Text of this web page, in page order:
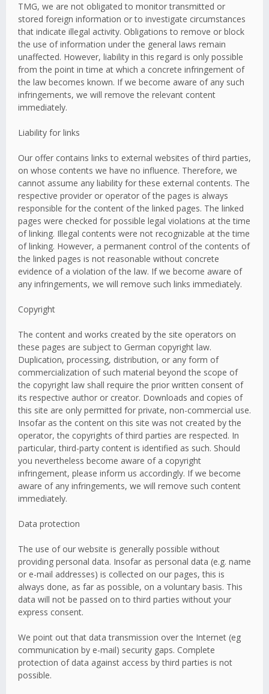
TMG, we are not obligated to monitor transmitted or
stored foreign information or to investigate circumstances
that indicate illegal activity. Obligations to remove or block
the use of information under the general laws remain
unaffected. However, liability in this regard is only possible
from the point in time at which a concrete infringement of
the law becomes known. If we become aware of any such
infringements, we will remove the relevant content
immediately.
Liability for links
Our offer contains links to external websites of third parties,
on whose contents we have no influence. Therefore, we
cannot assume any liability for these external contents. The
respective provider or operator of the pages is always
responsible for the content of the linked pages. The linked
pages were checked for possible legal violations at the time
of linking. Illegal contents were not recognizable at the time
of linking. However, a permanent control of the contents of
the linked pages is not reasonable without concrete
evidence of a violation of the law. If we become aware of
any infringements, we will remove such links immediately.
Copyright
The content and works created by the site operators on
these pages are subject to German copyright law.
Duplication, processing, distribution, or any form of
commercialization of such material beyond the scope of
the copyright law shall require the prior written consent of
its respective author or creator. Downloads and copies of
this site are only permitted for private, non-commercial use.
Insofar as the content on this site was not created by the
operator, the copyrights of third parties are respected. In
particular, third-party content is identified as such. Should
you nevertheless become aware of a copyright
infringement, please inform us accordingly. If we become
aware of any infringements, we will remove such content
immediately.
Data protection
The use of our website is generally possible without
providing personal data. Insofar as personal data (e.g. name
or e-mail addresses) is collected on our pages, this is
always done, as far as possible, on a voluntary basis. This
data will not be passed on to third parties without your
express consent.
We point out that data transmission over the Internet (eg
communication by e-mail) security gaps. Complete
protection of data against access by third parties is not
possible.